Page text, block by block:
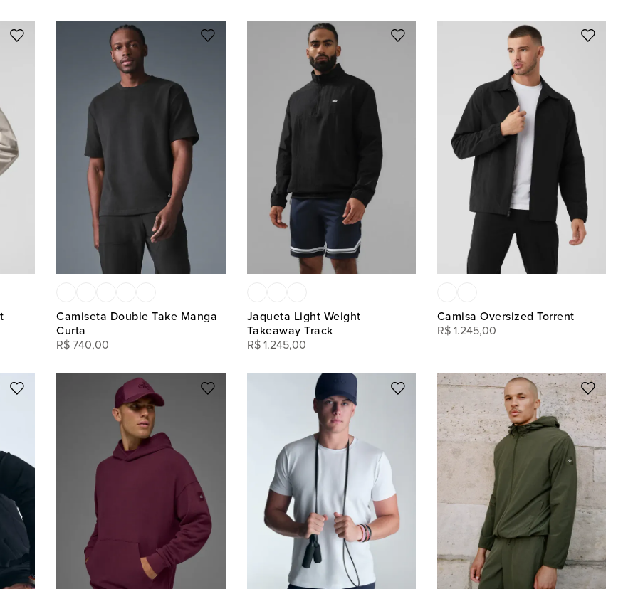
Camiseta Double Take Manga
Curta
R$ 740,00
Jaqueta Light Weight
Takeaway Track
R$ 1.245,00
Camisa Oversized Torrent
R$ 1.245,00